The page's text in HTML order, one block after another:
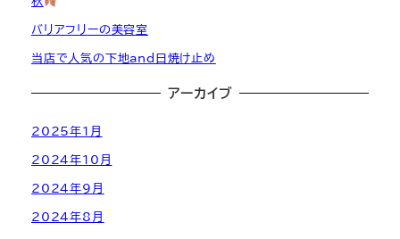
バリアフリーの美容室
当店で人気の下地and日焼け止め
アーカイブ
2025年1月
2024年10月
2024年9月
2024年8月